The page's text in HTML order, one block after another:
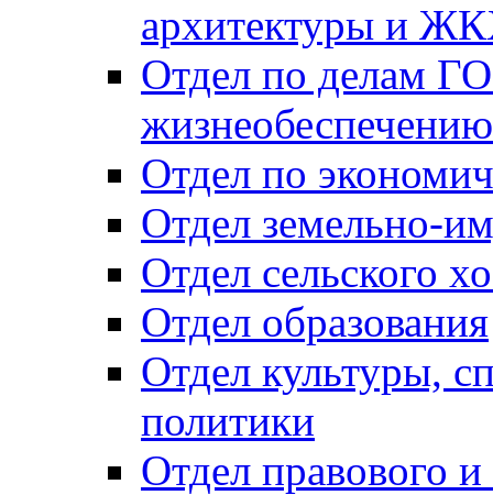
архитектуры и
Отдел по делам
Отдел по
Отдел земельно-
Отдел сельского
Отдел образования
Отдел культуры,
политики
Отдел правового